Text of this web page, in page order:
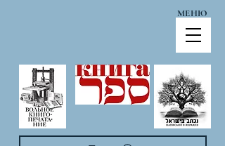
МЕНЮ